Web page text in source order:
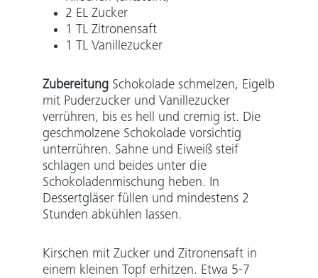
2 EL Zucker
1 TL Zitronensaft
1 TL Vanillezucker
Zubereitung Schokolade schmelzen, Eigelb
mit Puderzucker und Vanillezucker
verrühren, bis es hell und cremig ist. Die
geschmolzene Schokolade vorsichtig
unterrühren. Sahne und Eiweiß steif
schlagen und beides unter die
Schokoladenmischung heben. In
Dessertgläser füllen und mindestens 2
Stunden abkühlen lassen.
Kirschen mit Zucker und Zitronensaft in
einem kleinen Topf erhitzen. Etwa 5-7